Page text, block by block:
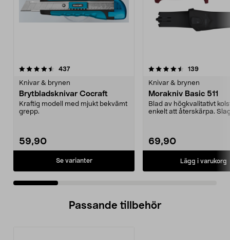
437recensioner
Knivar & brynen
Brytbladsknivar Cocraft
Kraftig modell med mjukt bekvämt
grepp.
59,90
Se varianter
4.5 av 5 stjärnor 139
Knivar & brynen
Morakniv Basic 511
Blad av högkvalitativt
enkelt att återskärpa.
69,90
Lägg i varukorg
4.5 av 5 stjärnor
Passande tillbehör